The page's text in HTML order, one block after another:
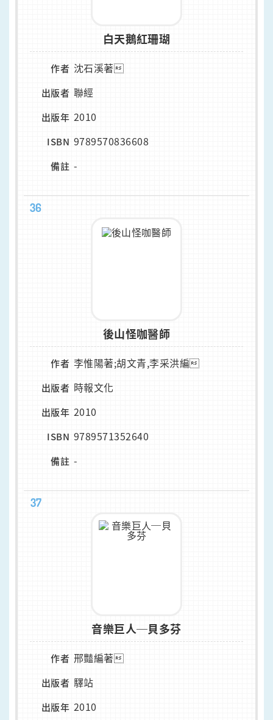
白天鵝紅珊瑚
作者 沈石溪著
出版者 聯經
出版年 2010
ISBN 9789570836608
備註 -
36
後山怪咖醫師
作者 李惟陽著;胡文青,李采洪編
出版者 時報文化
出版年 2010
ISBN 9789571352640
備註 -
37
音樂巨人─貝多芬
作者 邢豔編著
出版者 驛站
出版年 2010